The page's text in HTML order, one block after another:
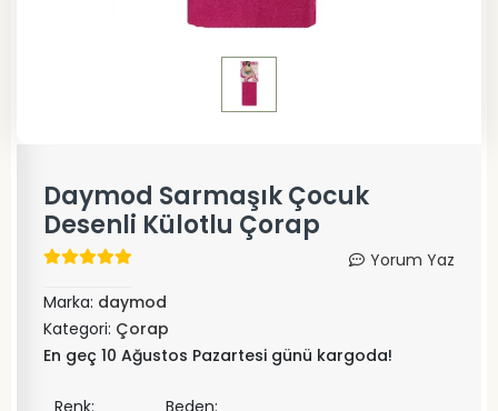
Daymod Sarmaşık Çocuk
Desenli Külotlu Çorap
Yorum Yaz
Marka: daymod
Kategori: Çorap
En geç 10 Ağustos Pazartesi günü kargoda!
Renk: Beden: